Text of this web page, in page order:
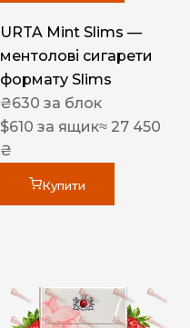
URTA Mint Slims —
ментолові сигарети
формату Slims
₴630 за блок
$610 за ящик≈ 27 450
₴
Купити